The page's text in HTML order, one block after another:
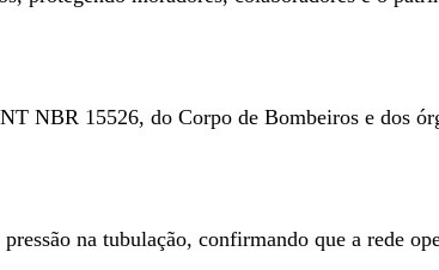
NBR 15526, do Corpo de Bombeiros e dos
na tubulação, confirmando que a rede